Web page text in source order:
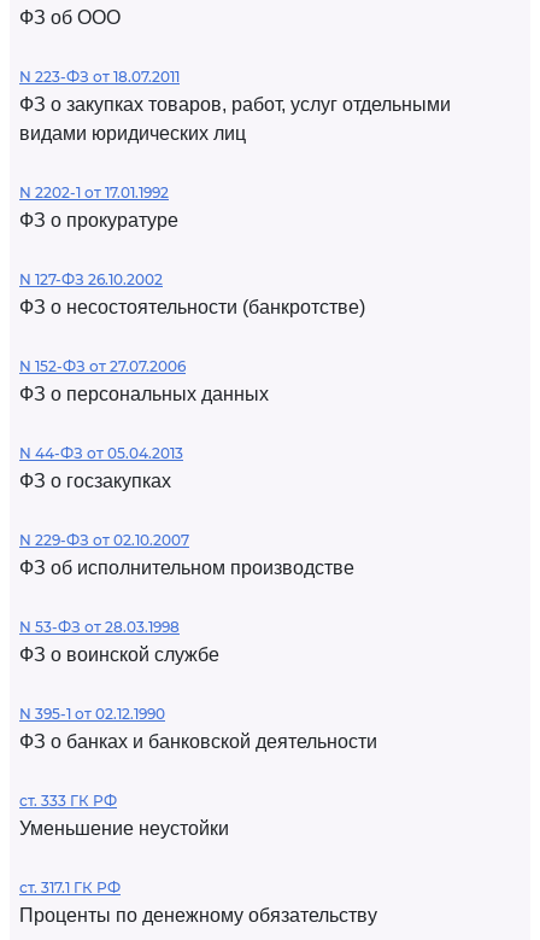
ФЗ об ООО
N 223-ФЗ от 18.07.2011
ФЗ о закупках товаров, работ, услуг отдельными
видами юридических лиц
N 2202-1 от 17.01.1992
ФЗ о прокуратуре
N 127-ФЗ 26.10.2002
ФЗ о несостоятельности (банкротстве)
N 152-ФЗ от 27.07.2006
ФЗ о персональных данных
N 44-ФЗ от 05.04.2013
ФЗ о госзакупках
N 229-ФЗ от 02.10.2007
ФЗ об исполнительном производстве
N 53-ФЗ от 28.03.1998
ФЗ о воинской службе
N 395-1 от 02.12.1990
ФЗ о банках и банковской деятельности
ст. 333 ГК РФ
Уменьшение неустойки
ст. 317.1 ГК РФ
Проценты по денежному обязательству